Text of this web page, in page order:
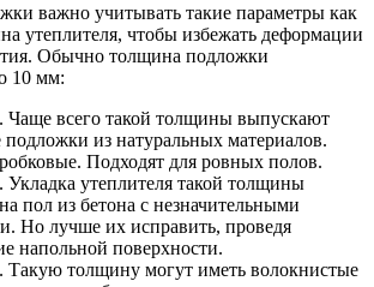
важно учитывать такие параметры как
утеплителя, чтобы избежать деформации
Обычно толщина подложки
10 мм:
Чаще всего такой толщины выпускают
подложки из натуральных материалов.
Подходят для ровных полов.
утеплителя такой толщины
пол из бетона с незначительными
Но лучше их исправить, проведя
напольной поверхности.
толщину могут иметь волокнистые